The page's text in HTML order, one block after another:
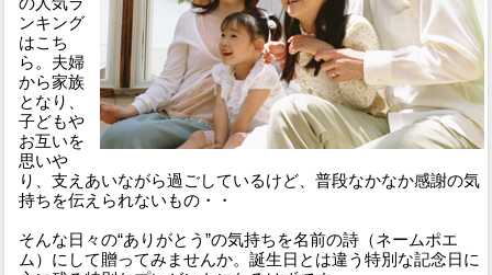
ンキング
はこち
ら。夫婦
から家族
となり、
子どもや
お互いを
思いや
り、支えあいながら過ごしているけど、普段なかなか感謝の気
持ちを伝えられないもの・・
そんな日々の“ありがとう”の気持ちを名前の詩（ネームポエ
ム）にして贈ってみませんか。誕生日とは違う特別な記念日に